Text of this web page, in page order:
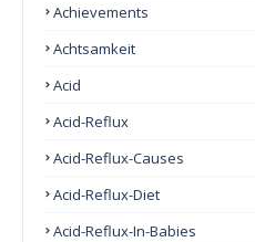
Achievements
Achtsamkeit
Acid
Acid-Reflux
Acid-Reflux-Causes
Acid-Reflux-Diet
Acid-Reflux-In-Babies